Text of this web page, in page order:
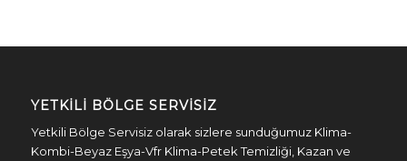
YETKILI BÖLGE SERVISIZ
Yetkili Bölge Servisiz olarak sizlere sunduğumuz Klima-
Kombi-Beyaz Eşya-Vfr Klima-Petek Temizliği, Kazan ve